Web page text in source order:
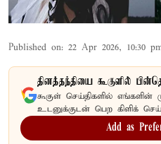
Published on: 22 Apr 2026, 10:30
தினத்தந்தியை கூகுளில்
கூகுள் செய்திகளில் எங்களின்
உடனுக்குடன் பெற கிளிக்
Add as